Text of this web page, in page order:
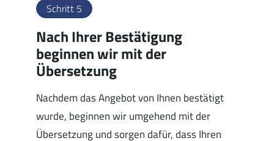
Schritt 5
Nach Ihrer Bestätigung
beginnen wir mit der
Übersetzung
Nachdem das Angebot von Ihnen bestätigt
wurde, beginnen wir umgehend mit der
Übersetzung und sorgen dafür, dass Ihren